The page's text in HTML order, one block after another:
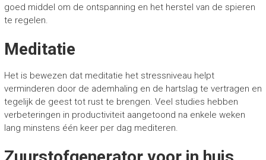
goed middel om de ontspanning en het herstel van de spieren
te regelen.
Meditatie
Het is bewezen dat meditatie het stressniveau helpt
verminderen door de ademhaling en de hartslag te vertragen en
tegelijk de geest tot rust te brengen. Veel studies hebben
verbeteringen in productiviteit aangetoond na enkele weken
lang minstens één keer per dag mediteren.